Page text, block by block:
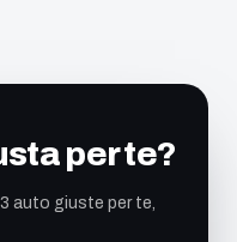
per te?
auto giuste per te,